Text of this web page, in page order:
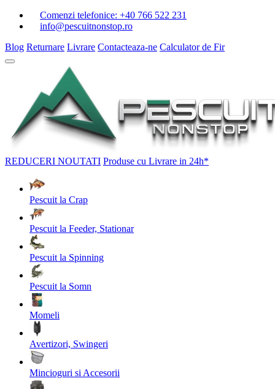
Comenzi telefonice: +40 766 522 231
info@pescuitnonstop.ro
Blog Returnare Livrare Contacteaza-ne Calculator de Fir
REDUCERI NOUTATI Produse cu Livrare in 24h*
Pescuit la Crap
Pescuit la Feeder, Stationar
Pescuit la Spinning
Pescuit la Somn
Momeli
Avertizori, Swingeri
Mincioguri si Accesorii